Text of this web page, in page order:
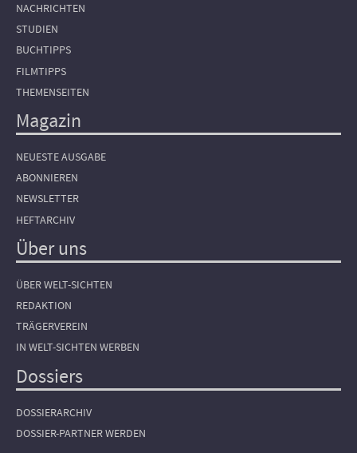
NACHRICHTEN
STUDIEN
BUCHTIPPS
FILMTIPPS
THEMENSEITEN
Magazin
NEUESTE AUSGABE
ABONNIEREN
NEWSLETTER
HEFTARCHIV
Über uns
ÜBER WELT-SICHTEN
REDAKTION
TRÄGERVEREIN
IN WELT-SICHTEN WERBEN
Dossiers
DOSSIERARCHIV
DOSSIER-PARTNER WERDEN